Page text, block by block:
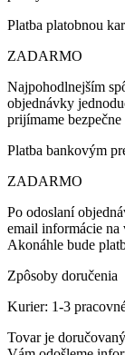
Platba platobnou
ZADARMO
Najpohodlnejším
objednávky
prijímame
Platba bankovým
ZADARMO
Po odoslaní
email informácie na
Akonáhle bude
Zpôsoby doručenia
Kurier: 1-3
Tovar je